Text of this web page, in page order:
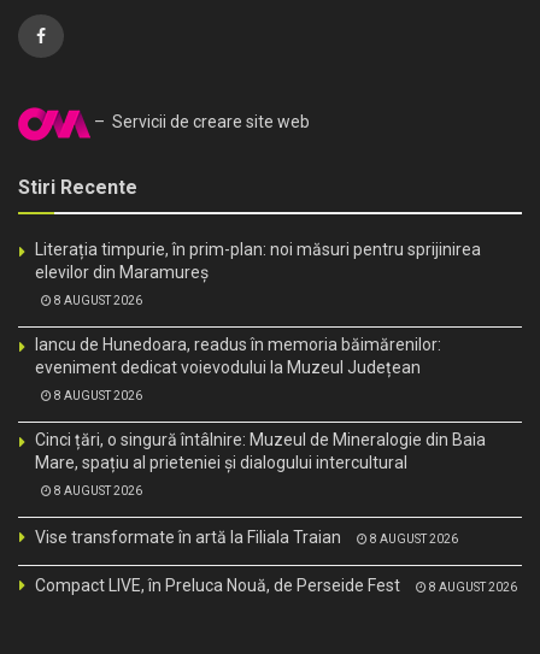
– Servicii de creare site web
Stiri Recente
Literația timpurie, în prim-plan: noi măsuri pentru sprijinirea
elevilor din Maramureș
8 AUGUST 2026
Iancu de Hunedoara, readus în memoria băimărenilor:
eveniment dedicat voievodului la Muzeul Județean
8 AUGUST 2026
Cinci țări, o singură întâlnire: Muzeul de Mineralogie din Baia
Mare, spațiu al prieteniei și dialogului intercultural
8 AUGUST 2026
Vise transformate în artă la Filiala Traian 8 AUGUST 2026
Compact LIVE, în Preluca Nouă, de Perseide Fest 8 AUGUST 2026